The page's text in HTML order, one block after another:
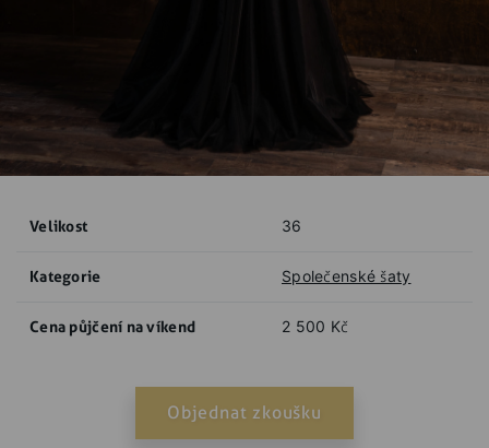
Velikost 36
Kategorie Společenské šaty
Cena půjčení na víkend 2 500 Kč
Objednat zkoušku